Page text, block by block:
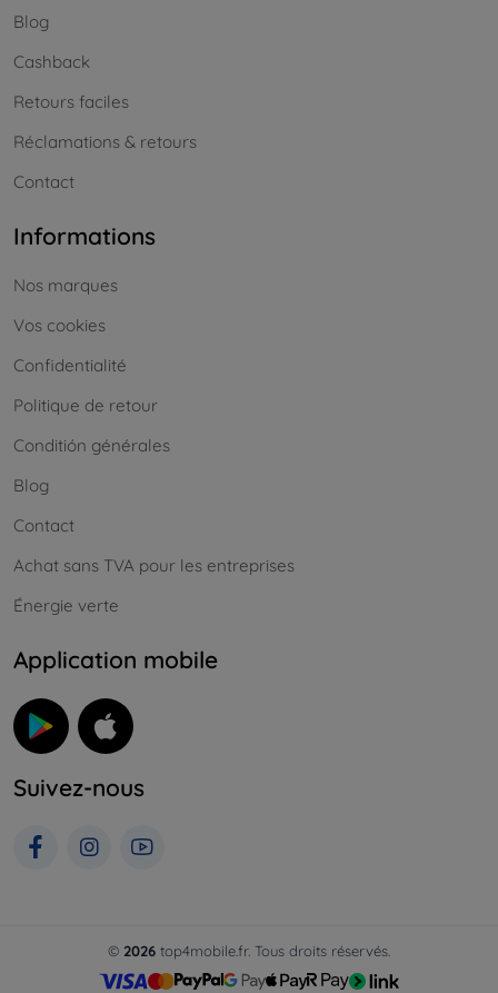
Blog
Cashback
Retours faciles
Réclamations & retours
Contact
Informations
Nos marques
Vos cookies
Confidentialité
Politique de retour
Conditión générales
Blog
Contact
Achat sans TVA pour les entreprises
Énergie verte
Application mobile
Suivez-nous
© 2026 top4mobile.fr. Tous droits réservés.